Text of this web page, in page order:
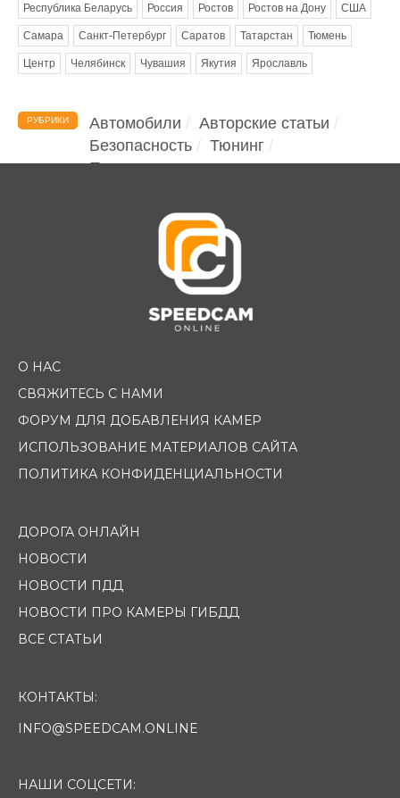
Республика Беларусь Россия Ростов Ростов на Дону США
Самара Санкт-Петербург Саратов Татарстан Тюмень
Центр Челябинск Чувашия Якутия Ярославль
РУБРИКИ Автомобили
Авторские статьи
Безопасность
Тюнинг
Помощь водителю
О НАС
СВЯЖИТЕСЬ С НАМИ
ФОРУМ ДЛЯ ДОБАВЛЕНИЯ КАМЕР
ИСПОЛЬЗОВАНИЕ МАТЕРИАЛОВ САЙТА
ПОЛИТИКА КОНФИДЕНЦИАЛЬНОСТИ
ДОРОГА ОНЛАЙН
НОВОСТИ
НОВОСТИ ПДД
НОВОСТИ ПРО КАМЕРЫ ГИБДД
ВСЕ СТАТЬИ
КОНТАКТЫ:
INFO@SPEEDCAM.ONLINE
НАШИ СОЦСЕТИ: